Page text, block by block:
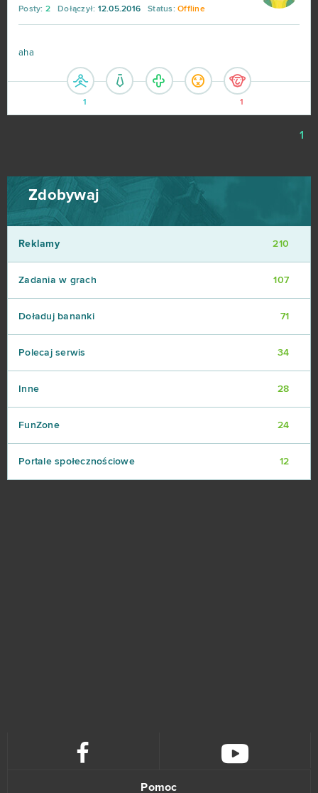
Posty: 2 Dołączył: 12.05.2016 Status: Offline
aha
1 1
1
Zdobywaj
Reklamy 210
Zadania w grach 107
Doładuj bananki 71
Polecaj serwis 34
Inne 28
FunZone 24
Portale społecznościowe 12
Pomoc